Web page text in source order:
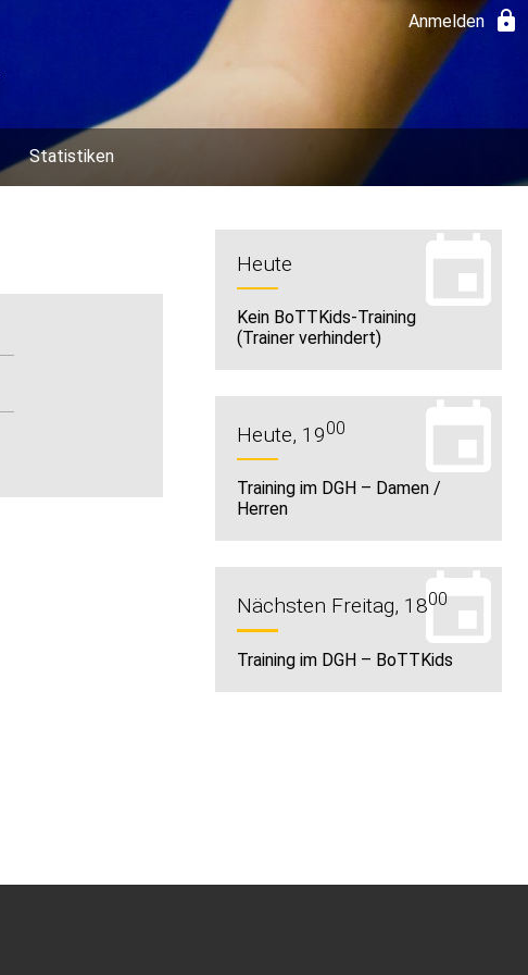
Anmelden
Statistiken
Heute
Kein BoTTKids-Training
(Trainer verhindert)
Heute, 1900
Training im DGH – Damen /
Herren
Nächsten Freitag, 1800
Training im DGH – BoTTKids